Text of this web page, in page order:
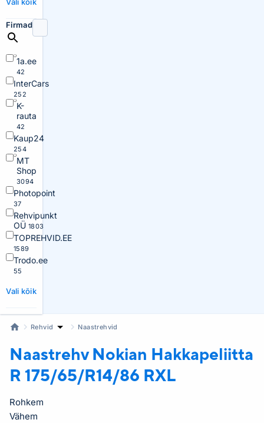
Firmad
1a.ee
42
InterCars
252
K-
rauta
42
Kaup24
254
MT
Shop
3094
Photopoint
37
Rehvipunkt
OÜ 1803
TOPREHVID.EE
1589
Trodo.ee
55
Vali kõik
Rehvid Naastrehvid
Naastrehv Nokian Hakkapeliitta
R 175/65/R14/86 RXL
Rohkem
Vähem